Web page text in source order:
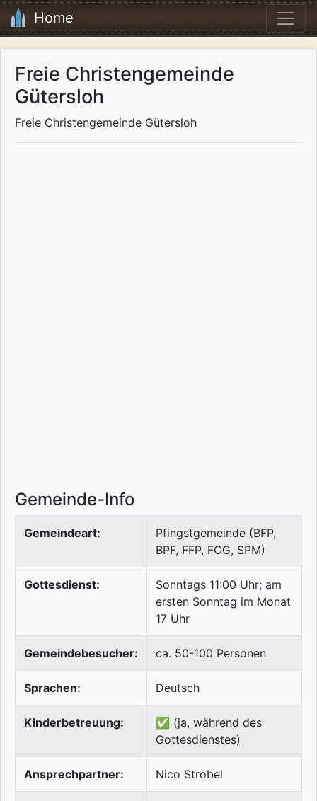
Home
Freie Christengemeinde
Gütersloh
Freie Christengemeinde Gütersloh
Gemeinde-Info
Gemeindeart:
Pfingstgemeinde (BFP,
BPF, FFP, FCG, SPM)
Gottesdienst:
Sonntags 11:00 Uhr; am
ersten Sonntag im Monat
17 Uhr
Gemeindebesucher: ca. 50-100 Personen
Sprachen: Deutsch
Kinderbetreuung:
✅ (ja, während des
Gottesdienstes)
Ansprechpartner: Nico Strobel